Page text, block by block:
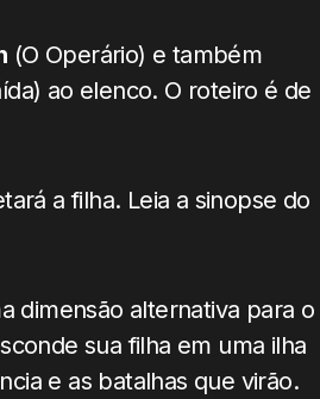
(O Operário) e também
ao elenco. O roteiro é de
a filha. Leia a sinopse do
dimensão alternativa para o
sua filha em uma ilha
e as batalhas que virão.